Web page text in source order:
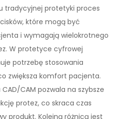
tradycyjnej protetyki proces
które mogą być
i wymagają wielokrotnego
W protetyce cyfrowej
potrzebę stosowania
zwiększa komfort pacjenta.
CAM pozwala na szybsze
protez, co skraca czas
produkt. Kolejną różnicą jest